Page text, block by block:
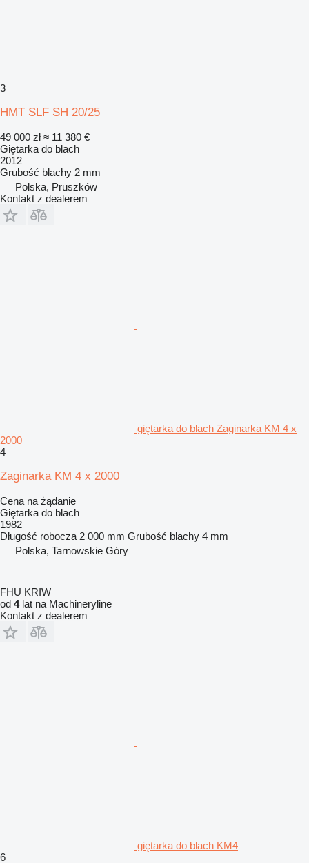
3
HMT SLF SH 20/25
49 000 zł ≈ 11 380 €
Giętarka do blach
2012
Grubość blachy 2 mm
Polska, Pruszków
Kontakt z dealerem
giętarka do blach Zaginarka KM 4 x
2000
4
Zaginarka KM 4 x 2000
Cena na żądanie
Giętarka do blach
1982
Długość robocza 2 000 mm Grubość blachy 4 mm
Polska, Tarnowskie Góry
FHU KRIW
od 4lat na Machineryline
Kontakt z dealerem
giętarka do blach KM4
6